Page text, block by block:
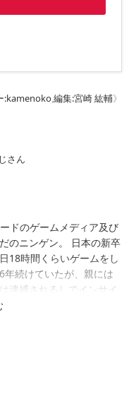
:kamenoko,編集:宮崎 紘輔》
さん
ドのゲームメディア及び
のニンゲン。 日本の新卒
18時間くらいゲームをし
年続けていたが、親には
逮捕されるしでインサイ
。 偶然も重なって2017
も、ちょっとしたハプニ
グラストンベリーのヘッ